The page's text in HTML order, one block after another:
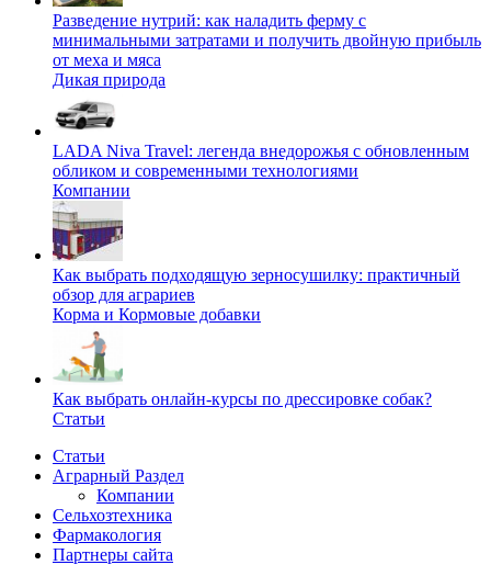
Разведение нутрий: как наладить ферму с
минимальными затратами и получить двойную прибыль
от меха и мяса
Дикая природа
LADA Niva Travel: легенда внедорожья с обновленным
обликом и современными технологиями
Компании
Как выбрать подходящую зерносушилку: практичный
обзор для аграриев
Корма и Кормовые добавки
Как выбрать онлайн-курсы по дрессировке собак?
Статьи
Статьи
Аграрный Раздел
Компании
Сельхозтехника
Фармакология
Партнеры сайта